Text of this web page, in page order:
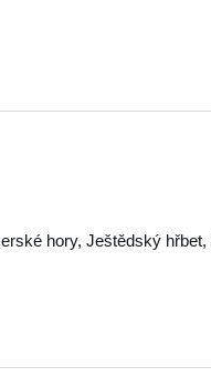
hory,Ještědský hřbet,